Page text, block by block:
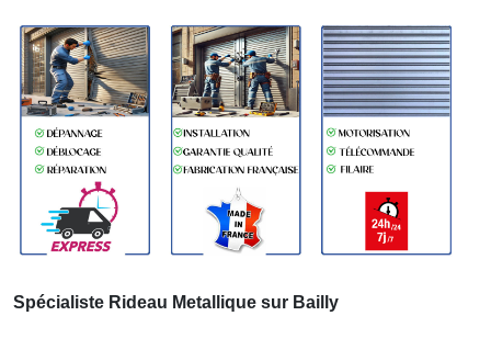
Spécialiste Rideau Metallique sur Bailly